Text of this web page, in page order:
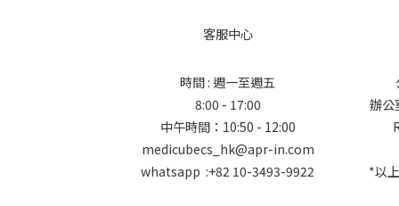
客服中心
時間 : 週一至週五
8:00 - 17:00
中午時間：10:50 - 12:00
medicubecs_hk@apr-in.com
whatsapp :+82 10-3493-9922
辦公
*以